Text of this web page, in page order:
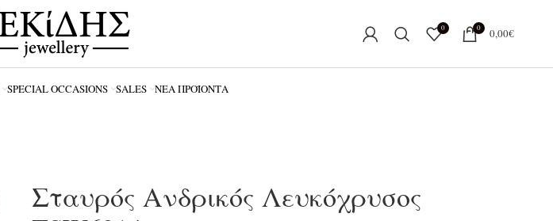
0 0 0,00€
SPECIAL OCCASIONS SALES ΝΈΑ ΠΡΟΪΌΝΤΑ
Σταυρός Ανδρικός Λευκόχρυσος